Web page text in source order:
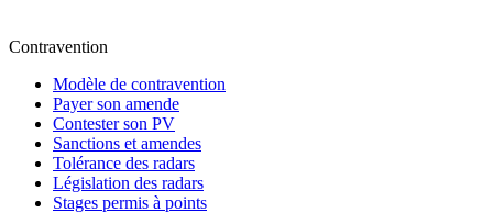
Contravention
Modèle de contravention
Payer son amende
Contester son PV
Sanctions et amendes
Tolérance des radars
Législation des radars
Stages permis à points